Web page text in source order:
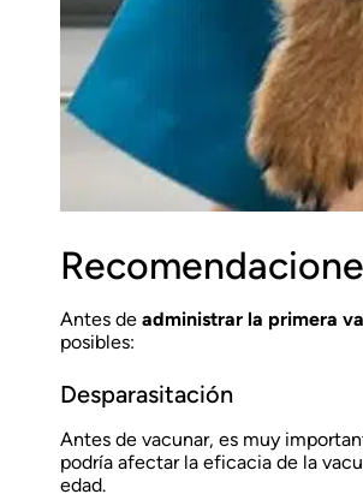
Antes de administrar la primera
posibles:
Desparasitación
Antes de vacunar, es muy
podría afectar la eficacia de la
edad.